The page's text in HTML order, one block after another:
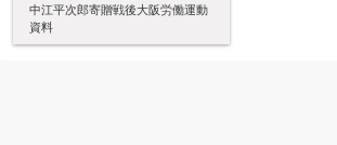
中江平次郎寄贈戦後大阪労働運動
資料